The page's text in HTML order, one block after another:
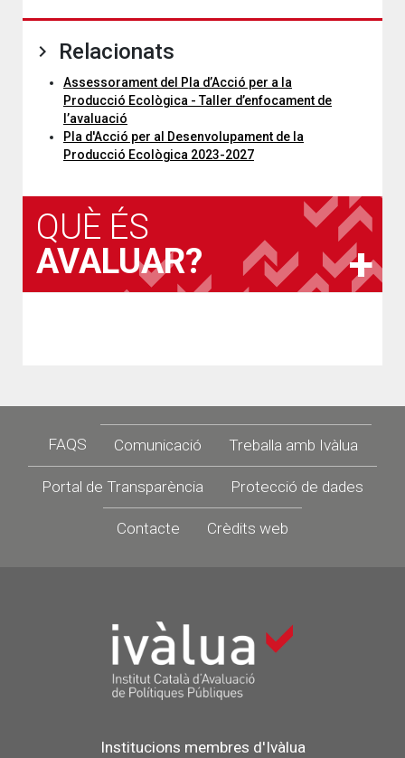
Relacionats
Assessorament del Pla d’Acció per a la
Producció Ecològica - Taller d’enfocament de
l’avaluació
Pla d'Acció per al Desenvolupament de la
Producció Ecològica 2023-2027
QUÈ ÉS
AVALUAR?
Footer
FAQS Comunicació Treballa amb Ivàlua
Portal de Transparència Protecció de dades
Contacte Crèdits web
Institucions membres d'Ivàlua